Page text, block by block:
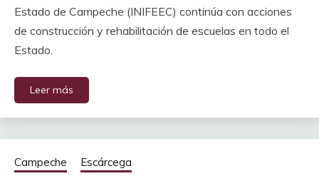
Estado de Campeche (INIFEEC) continúa con acciones
de construcción y rehabilitación de escuelas en todo el
Estado.
Leer más
Campeche Escárcega